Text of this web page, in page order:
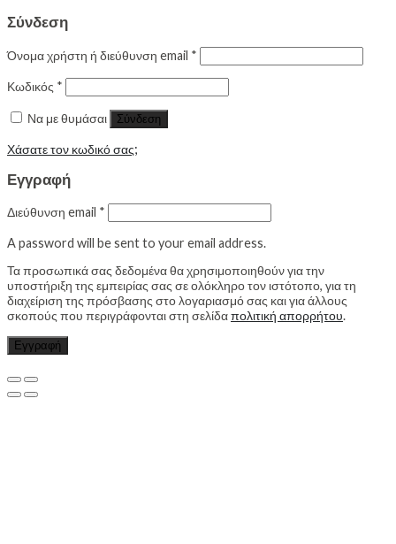
Σύνδεση
Όνομα χρήστη ή διεύθυνση email *
Κωδικός *
Να με θυμάσαι Σύνδεση
Χάσατε τον κωδικό σας;
Εγγραφή
Διεύθυνση email *
A password will be sent to your email address.
Τα προσωπικά σας δεδομένα θα χρησιμοποιηθούν για την
υποστήριξη της εμπειρίας σας σε ολόκληρο τον ιστότοπο, για τη
διαχείριση της πρόσβασης στο λογαριασμό σας και για άλλους
σκοπούς που περιγράφονται στη σελίδαπολιτική απορρήτου.
Εγγραφή